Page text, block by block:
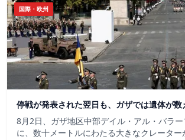
国際・欧州
停戦が発表された翌日も、ガザでは遺体が数
8月2日、ガザ地区中部デイル・アル・バラ
に、数十メートルにわたる大きなクレータ